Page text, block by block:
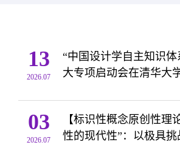
13
2026.07
“中国设计学自主知识体
大专项启动会在清华大
03
2026.07
【标识性概念原创性理
性的现代性”：以极具